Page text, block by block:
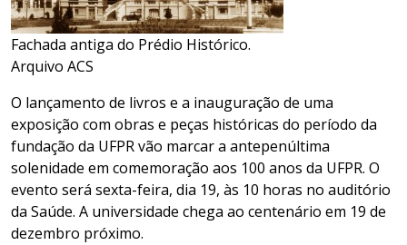
Fachada antiga do Prédio Histórico.
Arquivo ACS
O lançamento de livros e a inauguração de uma
exposição com obras e peças históricas do período da
fundação da UFPR vão marcar a antepenúltima
solenidade em comemoração aos 100 anos da UFPR. O
evento será sexta-feira, dia 19, às 10 horas no auditório
da Saúde. A universidade chega ao centenário em 19 de
dezembro próximo.